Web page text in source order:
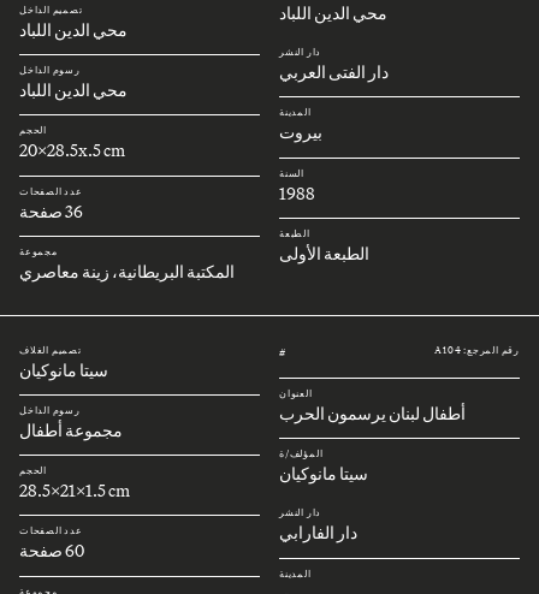
محي الدين اللباد
دار النشر
دار الفتى العربي
المدينة
بيروت
السنة
1988
الطبعة
الطبعة الأولى
تصميم الداخل
محي الدين اللباد
رسوم الداخل
محي الدين اللباد
الحجم
20x28.5x.5 cm
عدد الصفحات
36 صفحة
مجموعة
المكتبة البريطانية، زينة معاصري
رقم المرجع: A104 #
العنوان
أطفال لبنان يرسمون الحرب
المؤلف/ة
سيتا مانوكيان
دار النشر
دار الفارابي
المدينة
تصميم الغلاف
سيتا مانوكيان
رسوم الداخل
مجموعة أطفال
الحجم
28.5x21x1.5 cm
عدد الصفحات
60 صفحة
مجموعة